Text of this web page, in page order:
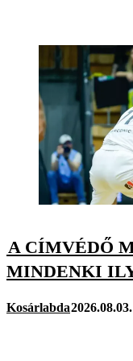
A CÍMVÉDŐ
MINDENKI
Kosárlabda